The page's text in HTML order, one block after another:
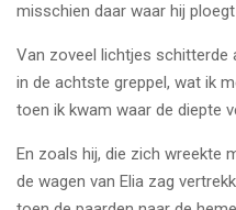
misschien daar waar hij
Van zoveel lichtjes schitterde
in de achtste greppel, wat ik
toen ik kwam waar de diepte
En zoals hij, die zich wreekte
de wagen van Elia zag